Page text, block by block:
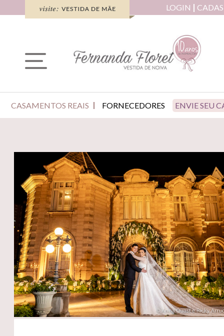
LOGIN
CASAMENTOS REAIS FORNECEDORES ENVIE SEU